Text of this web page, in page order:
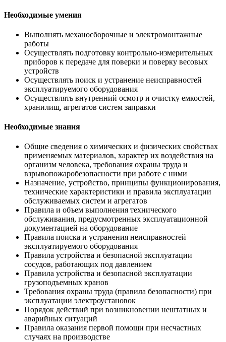
Необходимые умения
Выполнять механосборочные и электромонтажные
работы
Осуществлять подготовку контрольно-измерительных
приборов к передаче для поверки и поверку весовых
устройств
Осуществлять поиск и устранение неисправностей
эксплуатируемого оборудования
Осуществлять внутренний осмотр и очистку емкостей,
хранилищ, агрегатов систем заправки
Необходимые знания
Общие сведения о химических и физических свойствах
применяемых материалов, характер их воздействия на
организм человека, требования охраны труда и
взрывопожаробезопасности при работе с ними
Назначение, устройство, принципы функционирования,
технические характеристики и правила эксплуатации
обслуживаемых систем и агрегатов
Правила и объем выполнения технического
обслуживания, предусмотренных эксплуатационной
документацией на оборудование
Правила поиска и устранения неисправностей
эксплуатируемого оборудования
Правила устройства и безопасной эксплуатации
сосудов, работающих под давлением
Правила устройства и безопасной эксплуатации
грузоподъемных кранов
Требования охраны труда (правила безопасности) при
эксплуатации электроустановок
Порядок действий при возникновении нештатных и
аварийных ситуаций
Правила оказания первой помощи при несчастных
случаях на производстве